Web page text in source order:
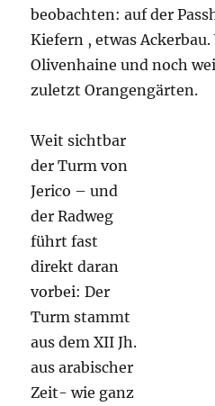
beobachten: auf der
Kiefern , etwas
Olivenhaine und noch
zuletzt Orangengärten.
Weit sichtbar
der Turm von
Jerico – und
der Radweg
führt fast
direkt daran
vorbei: Der
Turm stammt
aus dem XII Jh.
aus arabischer
Zeit- wie ganz